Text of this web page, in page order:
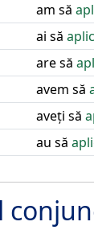
am să
ai să
are să
avem să
aveți să
au să